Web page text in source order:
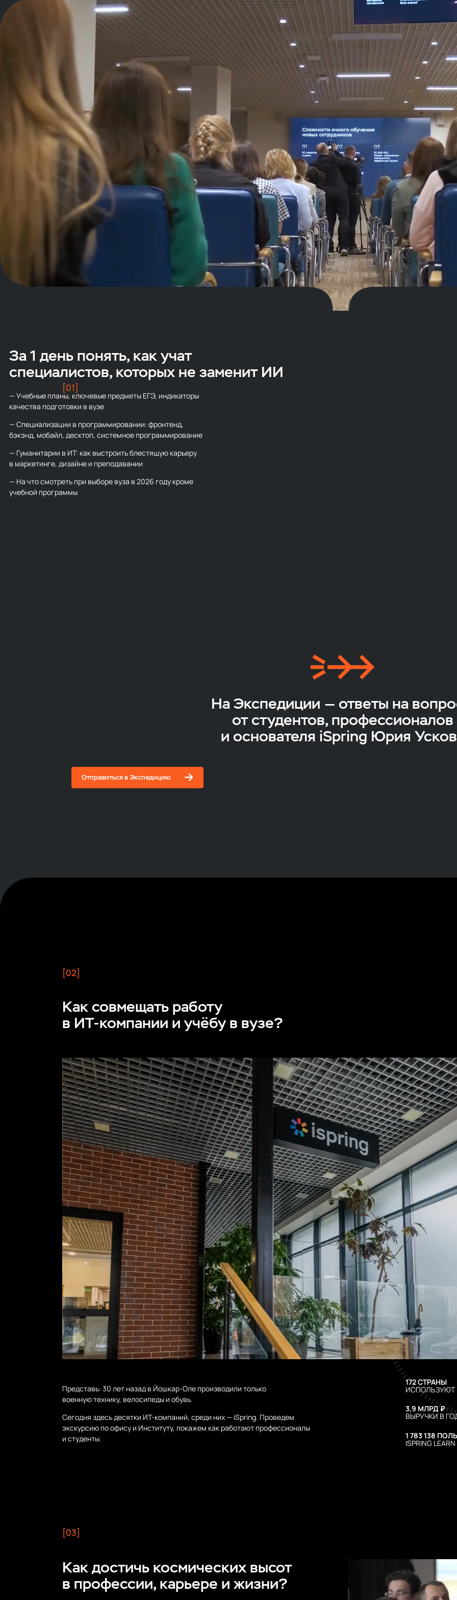
[01]
За 1 день понять, как учат
специалистов, которых не заменит ИИ
— Учебные планы, ключевые предметы ЕГЭ, индикаторы
качества подготовки в вузе
— Специализации в программировании: фронтенд,
бэкэнд, мобайл, десктоп, системное программирование
— Гуманитарии в ИТ: как выстроить блестящую карьеру
в маркетинге, дизайне и преподавании
— На что смотреть при выборе вуза в 2026 году кроме
учебной программы
На Экспедиции — ответы на
от студентов, профессионалов
и основателя iSpring Юрия
Отправиться в Экспедицию
[02]
Как совмещать работу
в ИТ‑компании и учёбу в вузе?
Представь: 30 лет назад в Йошкар-Оле производили только
военную технику, велосипеды и обувь.
Сегодня здесь десятки ИТ-компаний, среди них — iSpring. Проведем
экскурсию по офису и Институту, покажем как работают профессионалы
и студенты.
172 СТРАНЫ
ИСПОЛЬЗУЮТ
3,9 МЛРД ₽
ВЫРУЧКИ В
1 783 138
ISPRING
[03]
Как достичь космических высот
в профессии, карьере и жизни?